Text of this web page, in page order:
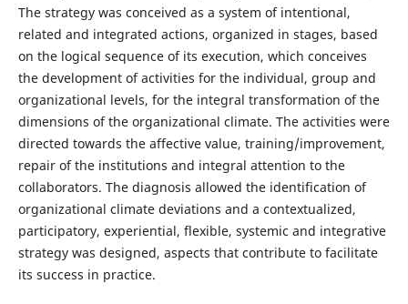
The strategy was conceived as a system of intentional,
related and integrated actions, organized in stages, based
on the logical sequence of its execution, which conceives
the development of activities for the individual, group and
organizational levels, for the integral transformation of the
dimensions of the organizational climate. The activities were
directed towards the affective value, training/improvement,
repair of the institutions and integral attention to the
collaborators. The diagnosis allowed the identification of
organizational climate deviations and a contextualized,
participatory, experiential, flexible, systemic and integrative
strategy was designed, aspects that contribute to facilitate
its success in practice.